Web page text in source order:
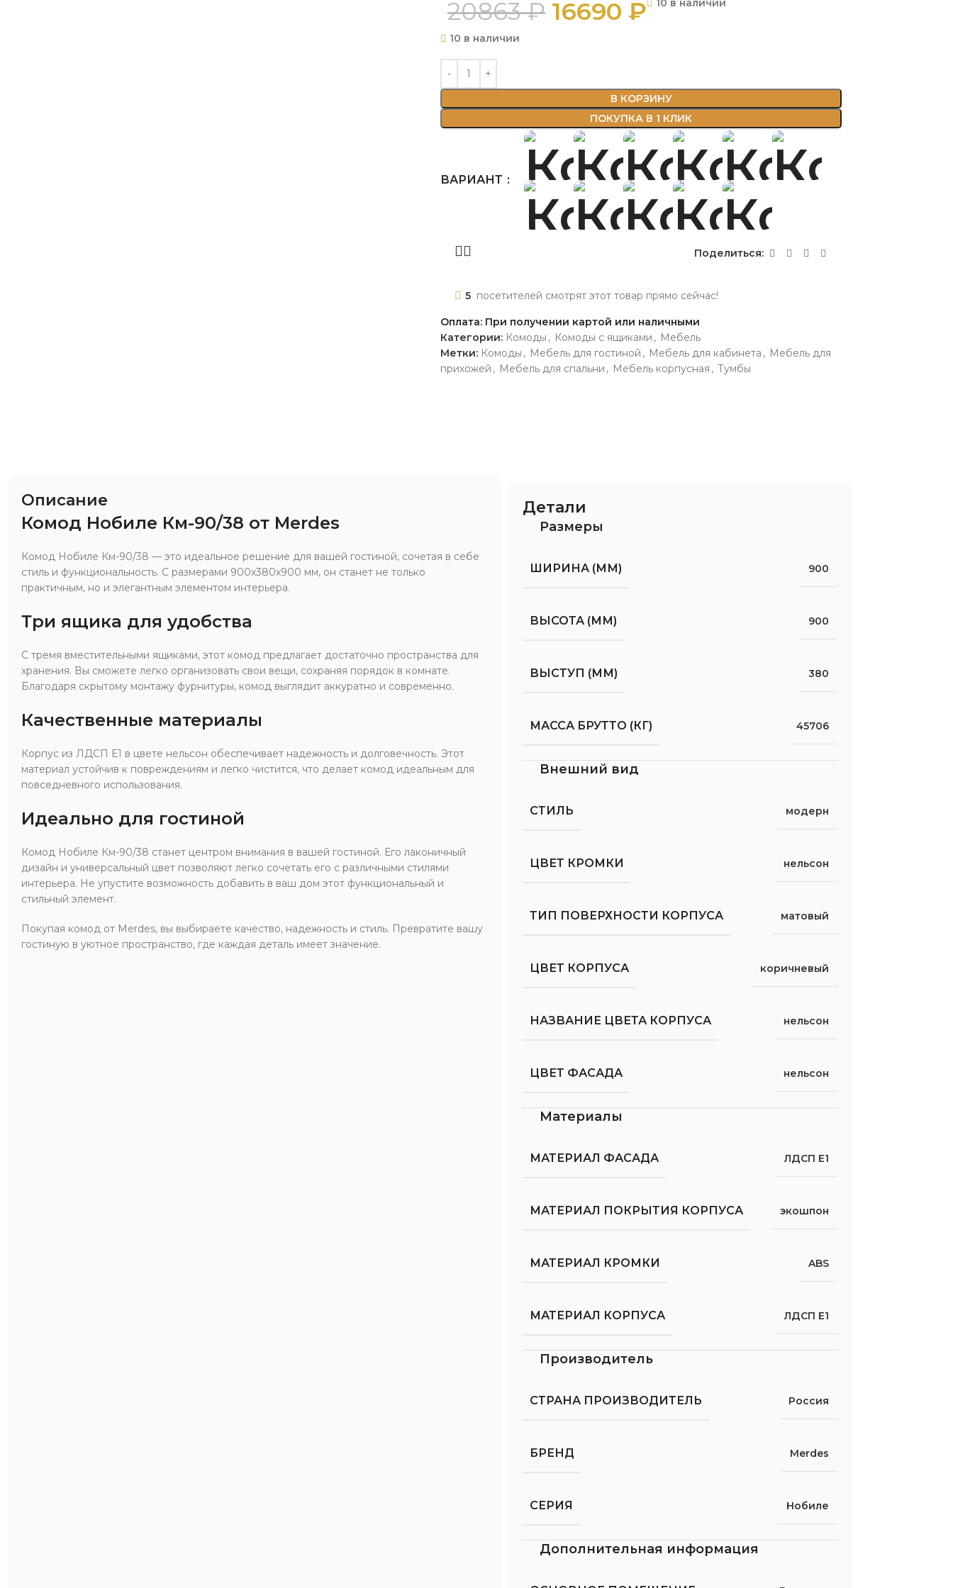
20863₽ 16690 ₽
10 в наличии
В КОРЗИНУ
ПОКУПКА В 1 КЛИК
ВАРИАНТ
Поделиться:
5 посетителей смотрят этот товар прямо сейчас!
Оплата: При получении картой или наличными
Категории: Комоды , Комоды с ящиками , Мебель
Метки: Комоды , Мебель для гостиной , Мебель для кабинета , Мебель для
прихожей , Мебель для спальни , Мебель корпусная , Тумбы
Описание
Комод Нобиле Км-90/38 от Merdes
Комод Нобиле Км-90/38 — это идеальное решение для вашей гостиной, сочетая в себе
стиль и функциональность. С размерами 900x380x900 мм, он станет не только
практичным, но и элегантным элементом интерьера.
Три ящика для удобства
С тремя вместительными ящиками, этот комод предлагает достаточно пространства для
хранения. Вы сможете легко организовать свои вещи, сохраняя порядок в комнате.
Благодаря скрытому монтажу фурнитуры, комод выглядит аккуратно и современно.
Качественные материалы
Корпус из ЛДСП Е1 в цвете нельсон обеспечивает надежность и долговечность. Этот
материал устойчив к повреждениям и легко чистится, что делает комод идеальным для
повседневного использования.
Идеально для гостиной
Комод Нобиле Км-90/38 станет центром внимания в вашей гостиной. Его лаконичный
дизайн и универсальный цвет позволяют легко сочетать его с различными стилями
интерьера. Не упустите возможность добавить в ваш дом этот функциональный и
стильный элемент.
Покупая комод от Merdes, вы выбираете качество, надежность и стиль. Превратите вашу
гостиную в уютное пространство, где каждая деталь имеет значение.
Детали
Размеры
ШИРИНА (ММ) 900
ВЫСОТА (ММ) 900
ВЫСТУП (ММ) 380
МАССА БРУТТО (КГ) 45706
Внешний вид
СТИЛЬ модерн
ЦВЕТ КРОМКИ нельсон
ТИП ПОВЕРХНОСТИ КОРПУСА матовый
ЦВЕТ КОРПУСА коричневый
НАЗВАНИЕ ЦВЕТА КОРПУСА нельсон
ЦВЕТ ФАСАДА нельсон
Материалы
МАТЕРИАЛ ФАСАДА ЛДСП Е1
МАТЕРИАЛ ПОКРЫТИЯ КОРПУСА экошпон
МАТЕРИАЛ КРОМКИ ABS
МАТЕРИАЛ КОРПУСА ЛДСП Е1
Производитель
СТРАНА ПРОИЗВОДИТЕЛЬ Россия
БРЕНД Merdes
СЕРИЯ Нобиле
Дополнительная информация